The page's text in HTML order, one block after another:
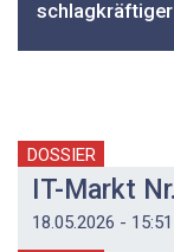
DOSSIER
IT-Markt
18.05.2026 -